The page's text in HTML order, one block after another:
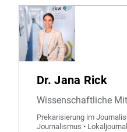
Dr. Jana Rick
Wissenschaftliche
Prekarisierung im
Journalismus •